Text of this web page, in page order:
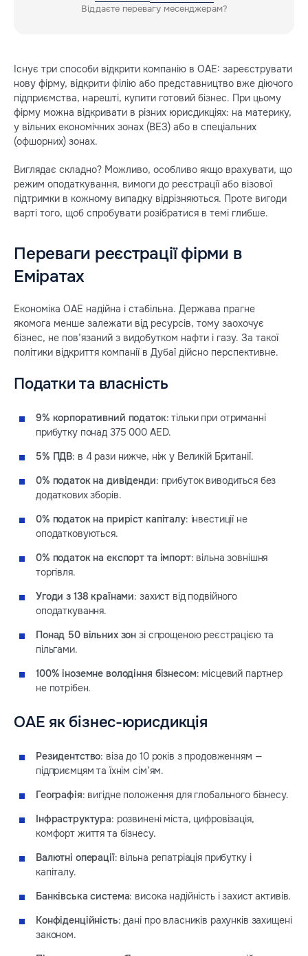
Віддаєте перевагу месенджерам?
Існує три способи відкрити компанію в ОАЕ: зареєструвати
нову фірму, відкрити філію або представництво вже діючого
підприємства, нарешті, купити готовий бізнес. При цьому
фірму можна відкривати в різних юрисдикціях: на материку,
у вільних економічних зонах (ВЕЗ) або в спеціальних
(офшорних) зонах.
Виглядає складно? Можливо, особливо якщо врахувати, що
режим оподаткування, вимоги до реєстрації або візової
підтримки в кожному випадку відрізняються. Проте вигоди
варті того, щоб спробувати розібратися в темі глибше.
Переваги реєстрації фірми в
Еміратах
Економіка ОАЕ надійна і стабільна. Держава прагне
якомога менше залежати від ресурсів, тому заохочує
бізнес, не пов’язаний з видобутком нафти і газу. За такої
політики відкриття компанії в Дубаї дійсно перспективне.
Податки та власність
9% корпоративний податок: тільки при отриманні
прибутку понад 375 000 AED.
5% ПДВ: в 4 рази нижче, ніж у Великій Британії.
0% податок на дивіденди: прибуток виводиться без
додаткових зборів.
0% податок на приріст капіталу: інвестиції не
оподатковуються.
0% податок на експорт та імпорт: вільна зовнішня
торгівля.
Угоди з 138 країнами: захист від подвійного
оподаткування.
Понад 50 вільних зон зі спрощеною реєстрацією та
пільгами.
100% іноземне володіння бізнесом: місцевий партнер
не потрібен.
ОАЕ як бізнес-юрисдикція
Резидентство: віза до 10 років з продовженням —
підприємцям та їхнім сім’ям.
Географія: вигідне положення для глобального бізнесу.
Інфраструктура: розвинені міста, цифровізація,
комфорт життя та бізнесу.
Валютні операції: вільна репатріація прибутку і
капіталу.
Банківська система: висока надійність і захист активів.
Конфіденційність: дані про власників рахунків захищені
законом.